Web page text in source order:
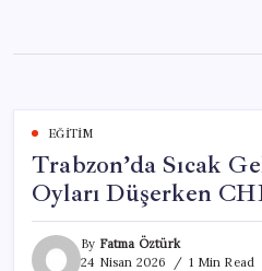
content
EĞITIM
Trabzon’da Sıcak
Oyları Düşerken
By Fatma Öztürk
24 Nisan 2026
1 Min Read